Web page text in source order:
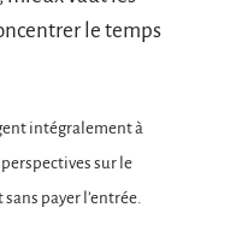
le temps
intégralement à
sur le
payer l’entrée.